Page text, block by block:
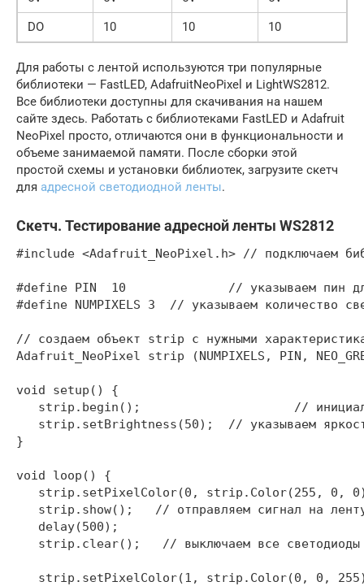
DO
10 10 10
Для работы с лентой используются три популярные
библиотеки — FastLED, AdafruitNeoPixel и LightWS2812.
Все библиотеки доступны для скачивания на нашем
сайте здесь. Работать с библиотеками FastLED и Adafruit
NeoPixel просто, отличаются они в функциональности и
объеме занимаемой памяти. После сборки этой
простой схемы и установки библиотек, загрузите скетч
для адресной светодиодной ленты.
Скетч. Тестирование адресной ленты WS2812
#include <Adafruit_NeoPixel.h> // подключаем
#define PIN  10              // указываем пин для
#define NUMPIXELS 3  // указываем количество
// создаем объект strip с нужными
Adafruit_NeoPixel strip (NUMPIXELS, PIN,
void setup() {
strip.begin();                     //
strip.setBrightness(50);  // указываем
}
void loop() {
strip.setPixelColor(0, strip.Color(255, 0,
strip.show();   // отправляем сигнал на
   delay(500);
   strip.clear();   // выключаем все светодиоды
strip.setPixelColor(1, strip.Color(0, 0,